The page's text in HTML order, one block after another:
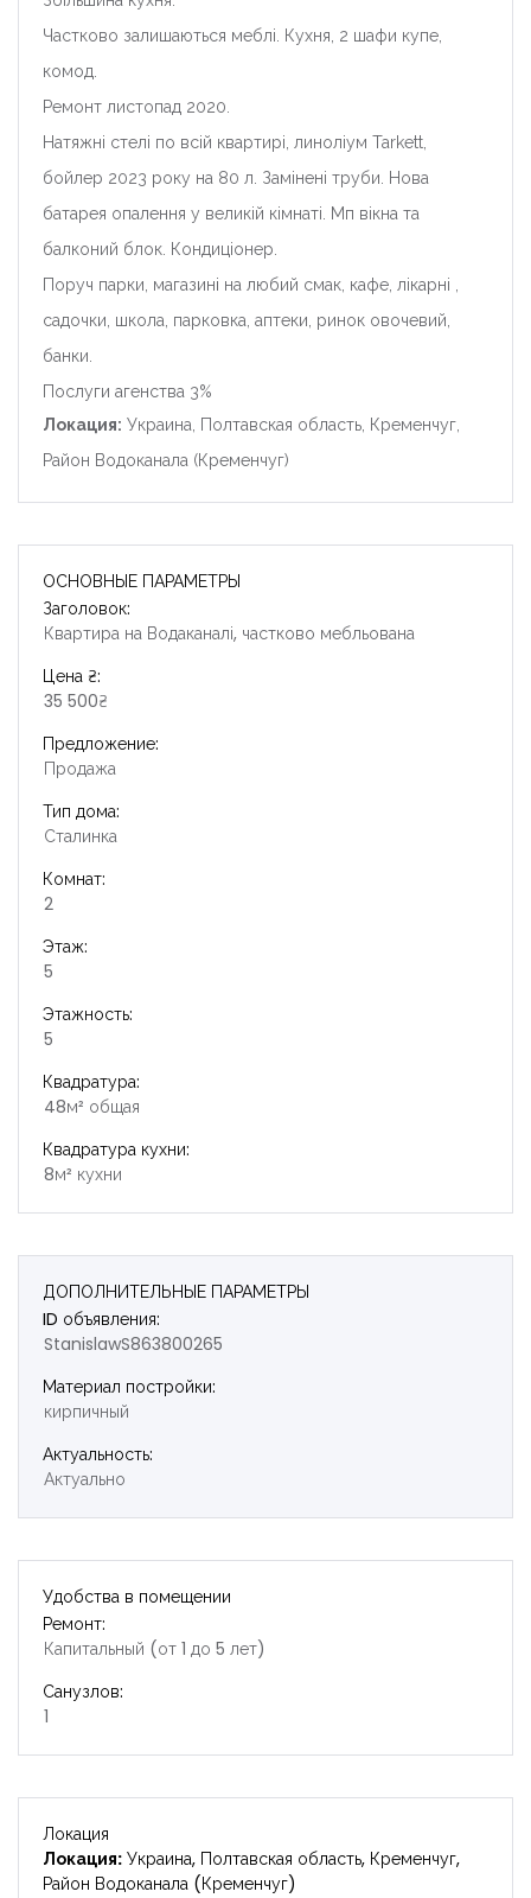
Частково залишаються меблі. Кухня, 2 шафи купе,
комод.
Ремонт листопад 2020.
Натяжні стелі по всій квартирі, линоліум Tarkett,
бойлер 2023 року на 80 л. Замінені труби. Нова
батарея опалення у великій кімнаті. Мп вікна та
балконий блок. Кондиціонер.
Поруч парки, магазині на любий смак, кафе, лікарні ,
садочки, школа, парковка, аптеки, ринок овочевий,
банки.
Послуги агенства 3%
Локация: Украина, Полтавская область, Кременчуг,
Район Водоканала (Кременчуг)
ОСНОВНЫЕ ПАРАМЕТРЫ
Заголовок:
Квартира на Водаканалі, частково мебльована
Цена ₴:
35 500₴
Предложение:
Продажа
Тип дома:
Сталинка
Комнат:
2
Этаж:
5
Этажность:
5
Квадратура:
48м² общая
Квадратура кухни:
8м² кухни
ДОПОЛНИТЕЛЬНЫЕ ПАРАМЕТРЫ
ID объявления:
StanislawS863800265
Материал постройки:
кирпичный
Актуальность:
Актуально
Удобства в помещении
Ремонт:
Капитальный (от 1 до 5 лет)
Санузлов:
1
Локация
Локация: Украина, Полтавская область, Кременчуг,
Район Водоканала (Кременчуг)